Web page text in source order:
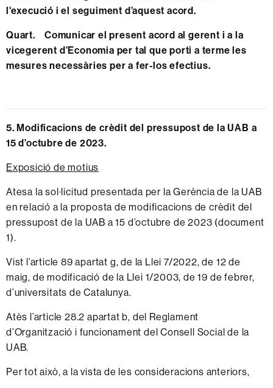
l'execució i el seguiment d’aquest acord.
Quart. Comunicar el present acord al gerent i a la
vicegerent d’Economia per tal que porti a terme les
mesures necessàries per a fer-los efectius.
5. Modificacions de crèdit del pressupost de la UAB a
15 d’octubre de 2023.
Exposició de motius
Atesa la sol·licitud presentada per la Gerència de la UAB
en relació a la proposta de modificacions de crèdit del
pressupost de la UAB a 15 d’octubre de 2023 (document
1).
Vist l’article 89 apartat g, de la Llei 7/2022, de 12 de
maig, de modificació de la Llei 1/2003, de 19 de febrer,
d’universitats de Catalunya.
Atès l’article 28.2 apartat b, del Reglament
d’Organització i funcionament del Consell Social de la
UAB.
Per tot això, a la vista de les consideracions anteriors,